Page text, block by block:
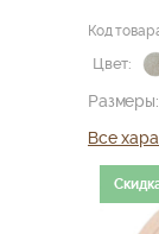
Код
Цвет:
Размеры:
Все